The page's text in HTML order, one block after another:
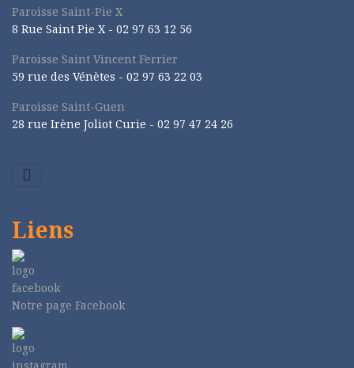
Paroisse Saint-Pie X
8 Rue Saint Pie X - 02 97 63 12 56
Paroisse Saint Vincent Ferrier
59 rue des Vénètes - 02 97 63 22 03
Paroisse Saint-Guen
28 rue Irène Joliot Curie - 02 97 47 24 26
Liens
Notre page Facebook